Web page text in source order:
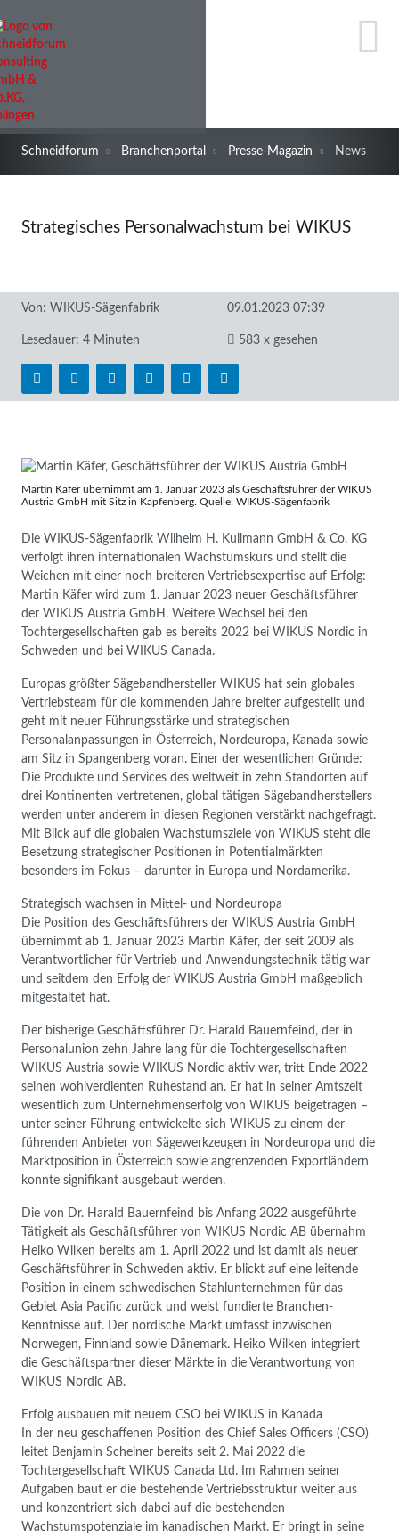
Schneidforum Branchenportal Presse-Magazin News
Strategisches Personalwachstum bei WIKUS
Von: WIKUS-Sägenfabrik 09.01.2023 07:39
Lesedauer: 4 Minuten 583 x gesehen
Martin Käfer übernimmt am 1. Januar 2023 als Geschäftsführer der WIKUS
Austria GmbH mit Sitz in Kapfenberg. Quelle: WIKUS-Sägenfabrik
Die WIKUS-Sägenfabrik Wilhelm H. Kullmann GmbH & Co. KG
verfolgt ihren internationalen Wachstumskurs und stellt die
Weichen mit einer noch breiteren Vertriebsexpertise auf Erfolg:
Martin Käfer wird zum 1. Januar 2023 neuer Geschäftsführer
der WIKUS Austria GmbH. Weitere Wechsel bei den
Tochtergesellschaften gab es bereits 2022 bei WIKUS Nordic in
Schweden und bei WIKUS Canada.
Europas größter Sägebandhersteller WIKUS hat sein globales
Vertriebsteam für die kommenden Jahre breiter aufgestellt und
geht mit neuer Führungsstärke und strategischen
Personalanpassungen in Österreich, Nordeuropa, Kanada sowie
am Sitz in Spangenberg voran. Einer der wesentlichen Gründe:
Die Produkte und Services des weltweit in zehn Standorten auf
drei Kontinenten vertretenen, global tätigen Sägebandherstellers
werden unter anderem in diesen Regionen verstärkt nachgefragt.
Mit Blick auf die globalen Wachstumsziele von WIKUS steht die
Besetzung strategischer Positionen in Potentialmärkten
besonders im Fokus – darunter in Europa und Nordamerika.
Strategisch wachsen in Mittel- und Nordeuropa
Die Position des Geschäftsführers der WIKUS Austria GmbH
übernimmt ab 1. Januar 2023 Martin Käfer, der seit 2009 als
Verantwortlicher für Vertrieb und Anwendungstechnik tätig war
und seitdem den Erfolg der WIKUS Austria GmbH maßgeblich
mitgestaltet hat.
Der bisherige Geschäftsführer Dr. Harald Bauernfeind, der in
Personalunion zehn Jahre lang für die Tochtergesellschaften
WIKUS Austria sowie WIKUS Nordic aktiv war, tritt Ende 2022
seinen wohlverdienten Ruhestand an. Er hat in seiner Amtszeit
wesentlich zum Unternehmenserfolg von WIKUS beigetragen –
unter seiner Führung entwickelte sich WIKUS zu einem der
führenden Anbieter von Sägewerkzeugen in Nordeuropa und die
Marktposition in Österreich sowie angrenzenden Exportländern
konnte signifikant ausgebaut werden.
Die von Dr. Harald Bauernfeind bis Anfang 2022 ausgeführte
Tätigkeit als Geschäftsführer von WIKUS Nordic AB übernahm
Heiko Wilken bereits am 1. April 2022 und ist damit als neuer
Geschäftsführer in Schweden aktiv. Er blickt auf eine leitende
Position in einem schwedischen Stahlunternehmen für das
Gebiet Asia Pacific zurück und weist fundierte Branchen-
Kenntnisse auf. Der nordische Markt umfasst inzwischen
Norwegen, Finnland sowie Dänemark. Heiko Wilken integriert
die Geschäftspartner dieser Märkte in die Verantwortung von
WIKUS Nordic AB.
Erfolg ausbauen mit neuem CSO bei WIKUS in Kanada
In der neu geschaffenen Position des Chief Sales Officers (CSO)
leitet Benjamin Scheiner bereits seit 2. Mai 2022 die
Tochtergesellschaft WIKUS Canada Ltd. Im Rahmen seiner
Aufgaben baut er die bestehende Vertriebsstruktur weiter aus
und konzentriert sich dabei auf die bestehenden
Wachstumspotenziale im kanadischen Markt. Er bringt in seine